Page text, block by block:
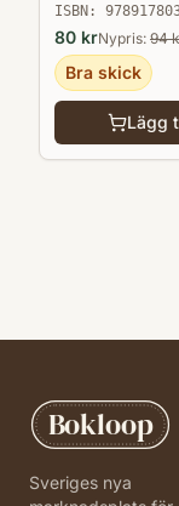
ISBN:
80 krNypris: 94
Bra skick
Lägg
Bokloop
Sveriges nya